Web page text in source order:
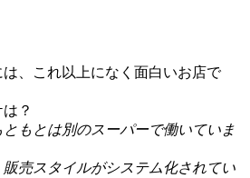
、これ以上になく面白いお店で
？
もとは別のスーパーで働いていま
売スタイルがシステム化されてい